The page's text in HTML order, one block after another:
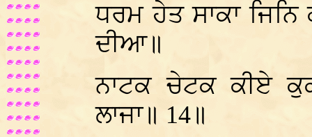
ਧਰਮ ਹੇਤ ਸਾਕਾ
ਦੀਆ॥
ਨਾਟਕ ਚੇਟਕ ਕੀਏ
ਲਾਜਾ॥ 14॥